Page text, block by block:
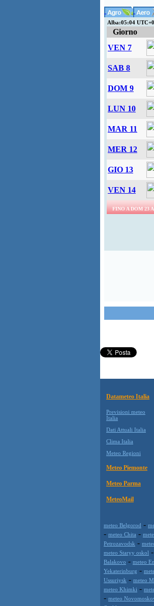
Alba:05:04
Giorno
VEN 7
SAB 8
DOM 9
LUN 10
MAR 11
MER 12
GIO 13
VEN 14
FINO A DOM 23
Datameteo Italia
Previsioni meteo
Italia
Dati Attuali Italia
Clima Italia
Meteo Regioni
Meteo Piemonte
Meteo Parma
MeteoMail
meteo Belgorod -
- meteo Chita -
Petrozavodsk -
meteo Staryy oskol -
Balakovo - meteo
Yekaterinburg -
Ussuriysk - meteo
meteo Khimki -
- meteo